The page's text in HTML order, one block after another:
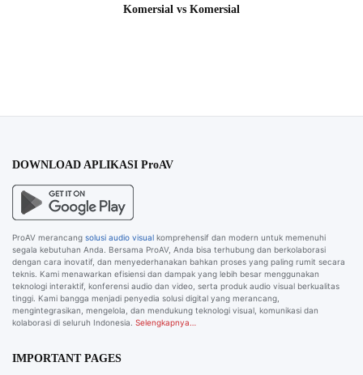
Komersial vs Komersial
DOWNLOAD APLIKASI ProAV
ProAV merancang solusi audio visual komprehensif dan modern untuk memenuhi
segala kebutuhan Anda. Bersama ProAV, Anda bisa terhubung dan berkolaborasi
dengan cara inovatif, dan menyederhanakan bahkan proses yang paling rumit secara
teknis. Kami menawarkan efisiensi dan dampak yang lebih besar menggunakan
teknologi interaktif, konferensi audio dan video, serta produk audio visual berkualitas
tinggi. Kami bangga menjadi penyedia solusi digital yang merancang,
mengintegrasikan, mengelola, dan mendukung teknologi visual, komunikasi dan
kolaborasi di seluruh Indonesia. Selengkapnya…
IMPORTANT PAGES